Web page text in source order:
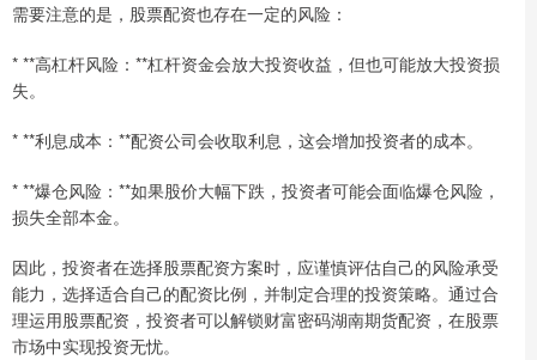
需要注意的是，股票配资也存在一定的风险：
* **高杠杆风险：**杠杆资金会放大投资收益，但也可能放大投资损
失。
* **利息成本：**配资公司会收取利息，这会增加投资者的成本。
* **爆仓风险：**如果股价大幅下跌，投资者可能会面临爆仓风险，
损失全部本金。
因此，投资者在选择股票配资方案时，应谨慎评估自己的风险承受
能力，选择适合自己的配资比例，并制定合理的投资策略。通过合
理运用股票配资，投资者可以解锁财富密码湖南期货配资，在股票
市场中实现投资无忧。